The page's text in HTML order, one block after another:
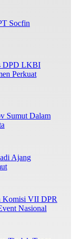
Socfin
DPD LKBI
Perkuat
Sumut Dalam
Ajang
Komisi VII DPR
Nasional